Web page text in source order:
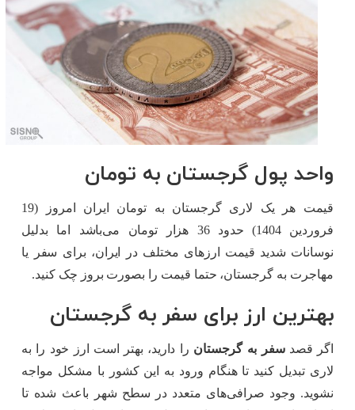
واحد پول گرجستان به تومان
قیمت هر یک لاری گرجستان به تومان ایران امروز (19
فروردین 1404) حدود 36 هزار تومان می‌باشد اما بدلیل
نوسانات شدید قیمت ارزهای مختلف در ایران، برای سفر یا
مهاجرت به گرجستان، حتما قیمت را بصورت بروز چک کنید.
بهترین ارز برای سفر به گرجستان
اگر قصدسفر به گرجستان را دارید، بهتر است ارز خود را به
لاری تبدیل کنید تا هنگام ورود به این کشور با مشکل مواجه
نشوید. وجود صرافی‌های متعدد در سطح شهر باعث شده تا